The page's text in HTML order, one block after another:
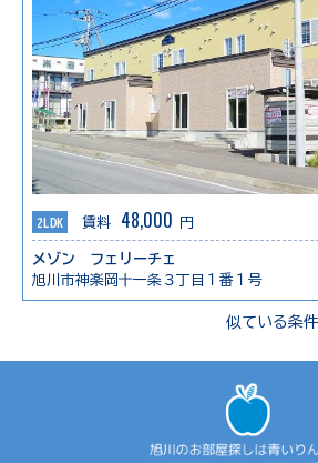
2LDK 賃料 48,000 円
メゾン フェリーチェ
旭川市神楽岡十一条３丁目１番１号
似ている条